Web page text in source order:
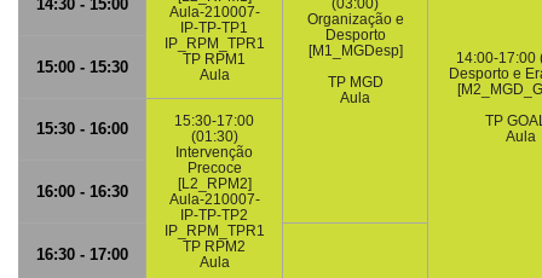
(03:00)
Organização e
Desporto
[M1_MGDesp]
TP MGD
Aula
Aula-210007-
IP-TP-TP1
IP_RPM_TPR1
TP RPM1
Aula
14:00-17:00
Desporto e
TP
Aula
14:30 - 15:00
15:00 - 15:30
15:30 - 16:00
15:30-17:00
(01:30)
Intervenção
Precoce
[L2_RPM2]
Aula-210007-
IP-TP-TP2
IP_RPM_TPR1
TP RPM2
Aula
16:00 - 16:30
16:30 - 17:00